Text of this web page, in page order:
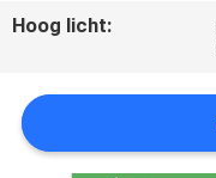
ALLE
SITEMAP
Hoog licht: